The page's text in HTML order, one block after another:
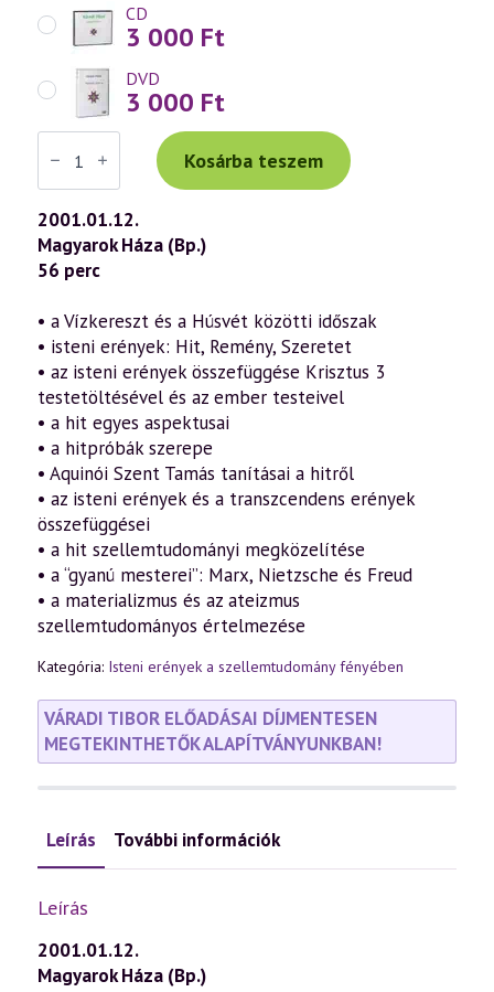
CD
3 000 Ft
DVD
3 000 Ft
Váradi
Tibor
előadás
(179)
—
A
„Névtelen
szellem”
tanításai
isteni
erényekről
1.
rész
–
Hit
(2001.01.12.)
mennyiség
Kosárba teszem
2001.01.12.
Magyarok Háza (Bp.)
56 perc
• a Vízkereszt és a Húsvét közötti időszak
• isteni erények: Hit, Remény, Szeretet
• az isteni erények összefüggése Krisztus 3
testetöltésével és az ember testeivel
• a hit egyes aspektusai
• a hitpróbák szerepe
• Aquinói Szent Tamás tanításai a hitről
• az isteni erények és a transzcendens erények
összefüggései
• a hit szellemtudományi megközelítése
• a “gyanú mesterei”: Marx, Nietzsche és Freud
• a materializmus és az ateizmus
szellemtudományos értelmezése
Kategória: Isteni erények a szellemtudomány fényében
VÁRADI TIBOR ELŐADÁSAI DÍJMENTESEN
MEGTEKINTHETŐK ALAPÍTVÁNYUNKBAN!
Leírás További információk
Leírás
2001.01.12.
Magyarok Háza (Bp.)